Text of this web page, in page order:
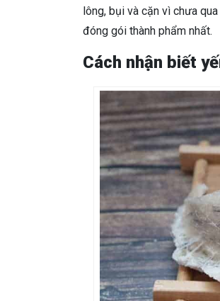
lông, bụi và cặn vì chưa
đóng gói thành phẩm nhất.
Cách nhận biết